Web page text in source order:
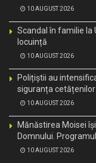
10 AUGUST 2026
Scandal în familie la
locuință
10 AUGUST 2026
Polițiștii au
siguranța cetățenilor
10 AUGUST 2026
Mănăstirea Moisei
Domnului.
10 AUGUST 2026